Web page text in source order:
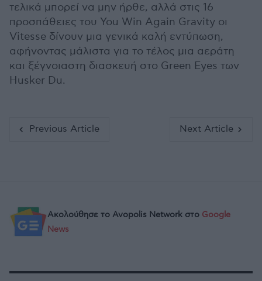
τελικά μπορεί να μην ήρθε, αλλά στις 16
προσπάθειες του You Win Again Gravity οι
Vitesse δίνουν μια γενικά καλή εντύπωση,
αφήνοντας μάλιστα για το τέλος μια αεράτη
και ξέγνοιαστη διασκευή στο Green Eyes των
Husker Du.
Ακολούθησε το Avopolis Network στο Google
News
Previous Article Next Article